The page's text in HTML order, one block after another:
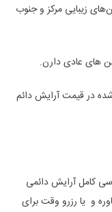
زیبایی مرکز و جنوب
های عادی دارن.
در قیمت آرایش دائم
کامل آرایش دائمی
و یا رزرو وقت برای